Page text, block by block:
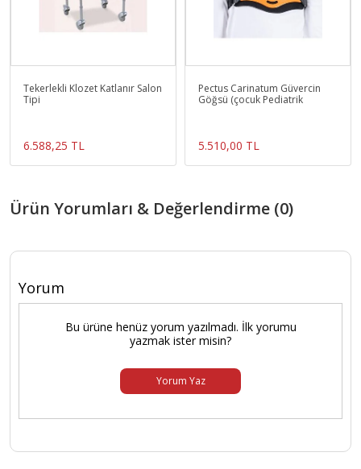
Tekerlekli Klozet Katlanır Salon
Tipi
6.588,25 TL
Pectus Carinatum Güvercin
Göğsü (çocuk Pediatrik
5.510,00 TL
Ürün Yorumları & Değerlendirme (0)
Yorum
Bu ürüne henüz yorum yazılmadı. İlk yorumu
yazmak ister misin?
Yorum Yaz